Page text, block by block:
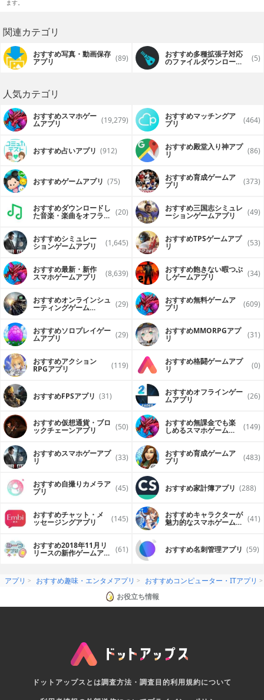
ます。
関連カテゴリ
おすすめ写真・動画保存
アプリ (89) おすすめ多種拡張子対応
のファイルダウンローダ (5)
人気カテゴリ
おすすめスマホゲー
ムアプリ (19,279) おすすめマッチングア
プリ (464)
おすすめ占いアプリ (912) おすすめ殿堂入り神アプ
リ (86)
おすすめゲームアプリ (75) おすすめ育成ゲームア
プリ (373)
おすすめダウンロードし
た音楽・楽曲をオフライ (20) おすすめ三国志シミュレ
ーションゲームアプリ (49)
おすすめシミュレー
ションゲームアプリ (1,645) おすすめTPSゲームアプ
リ (53)
おすすめ最新・新作
スマホゲームアプリ (8,639) おすすめ飽きない暇つぶ
しゲームアプリ (34)
おすすめオンラインシュ
ーティングゲーム (29) おすすめ無料ゲームア
プリ (609)
おすすめソロプレイゲー
ムアプリ (29) おすすめ MMORPGアプ
リ (31)
おすすめアクション
RPGアプリ (119) おすすめ格闘ゲームアプ
リ (0)
おすすめFPSアプリ (31) おすすめオフラインゲー
ムアプリ (26)
おすすめ仮想通貨・ブロ
ックチェーンアプリ (50) おすすめ無課金でも楽
しめるスマホゲームア (149)
おすすめスマホゲーアプ
リ (33) おすすめ育成ゲームア
プリ (483)
おすすめ自撮りカメラア
プリ (45) おすすめ家計簿アプリ (288)
おすすめチャット・メ
ッセージングアプリ (145) おすすめキャラクターが
魅力的なスマホゲームア (41)
おすすめ2018年11月リ
リースの新作ゲームアプ (61) おすすめ名刺管理アプリ (59)
アプリ おすすめ趣味・エンタメアプリ
おすすめコンピューター・ITアプリ
お役立ち情報
ドットアップスとは調査方法・調査目的利用規約について